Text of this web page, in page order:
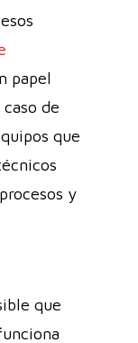
papel
de
que
y
que